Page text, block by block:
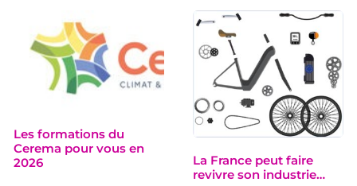
Les formations du
Cerema pour vous en
2026
La France peut faire
revivre son industrie…